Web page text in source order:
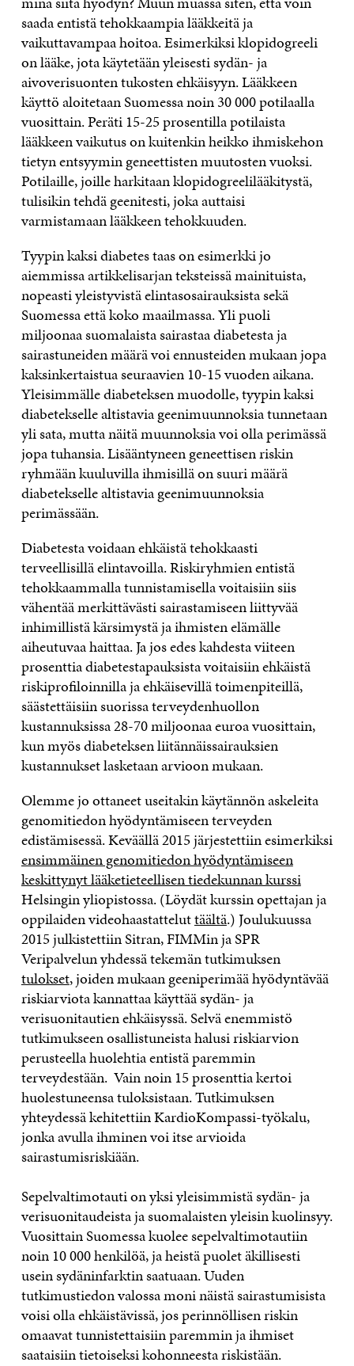
saada entistä tehokkaampia lääkkeitä ja
vaikuttavampaa hoitoa. Esimerkiksi klopidogreeli
on lääke, jota käytetään yleisesti sydän- ja
aivoverisuonten tukosten ehkäisyyn. Lääkkeen
käyttö aloitetaan Suomessa noin 30 000 potilaalla
vuosittain. Peräti 15-25 prosentilla potilaista
lääkkeen vaikutus on kuitenkin heikko ihmiskehon
tietyn entsyymin geneettisten muutosten vuoksi.
Potilaille, joille harkitaan klopidogreelilääkitystä,
tulisikin tehdä geenitesti, joka auttaisi
varmistamaan lääkkeen tehokkuuden.
Tyypin kaksi diabetes taas on esimerkki jo
aiemmissa artikkelisarjan teksteissä mainituista,
nopeasti yleistyvistä elintasosairauksista sekä
Suomessa että koko maailmassa. Yli puoli
miljoonaa suomalaista sairastaa diabetesta ja
sairastuneiden määrä voi ennusteiden mukaan jopa
kaksinkertaistua seuraavien 10-15 vuoden aikana.
Yleisimmälle diabeteksen muodolle, tyypin kaksi
diabetekselle altistavia geenimuunnoksia tunnetaan
yli sata, mutta näitä muunnoksia voi olla perimässä
jopa tuhansia. Lisääntyneen geneettisen riskin
ryhmään kuuluvilla ihmisillä on suuri määrä
diabetekselle altistavia geenimuunnoksia
perimässään.
Diabetesta voidaan ehkäistä tehokkaasti
terveellisillä elintavoilla. Riskiryhmien entistä
tehokkaammalla tunnistamisella voitaisiin siis
vähentää merkittävästi sairastamiseen liittyvää
inhimillistä kärsimystä ja ihmisten elämälle
aiheutuvaa haittaa. Ja jos edes kahdesta viiteen
prosenttia diabetestapauksista voitaisiin ehkäistä
riskiprofiloinnilla ja ehkäisevillä toimenpiteillä,
säästettäisiin suorissa terveydenhuollon
kustannuksissa 28-70 miljoonaa euroa vuosittain,
kun myös diabeteksen liitännäissairauksien
kustannukset lasketaan arvioon mukaan.
Olemme jo ottaneet useitakin käytännön askeleita
genomitiedon hyödyntämiseen terveyden
edistämisessä. Keväällä 2015 järjestettiin esimerkiksi
ensimmäinen genomitiedon hyödyntämiseen
keskittynyt lääketieteellisen tiedekunnan kurssi
Helsingin yliopistossa. (Löydät kurssin opettajan ja
oppilaiden videohaastatteluttäältä.) Joulukuussa
2015 julkistettiin Sitran, FIMMin ja SPR
Veripalvelun yhdessä tekemän tutkimuksen
tulokset, joiden mukaan geeniperimää hyödyntävää
riskiarviota kannattaa käyttää sydän- ja
verisuonitautien ehkäisyssä. Selvä enemmistö
tutkimukseen osallistuneista halusi riskiarvion
perusteella huolehtia entistä paremmin
terveydestään. Vain noin 15 prosenttia kertoi
huolestuneensa tuloksistaan. Tutkimuksen
yhteydessä kehitettiin KardioKompassi-työkalu,
jonka avulla ihminen voi itse arvioida
sairastumisriskiään.
Sepelvaltimotauti on yksi yleisimmistä sydän- ja
verisuonitaudeista ja suomalaisten yleisin kuolinsyy.
Vuosittain Suomessa kuolee sepelvaltimotautiin
noin 10 000 henkilöä, ja heistä puolet äkillisesti
usein sydäninfarktin saatuaan. Uuden
tutkimustiedon valossa moni näistä sairastumisista
voisi olla ehkäistävissä, jos perinnöllisen riskin
omaavat tunnistettaisiin paremmin ja ihmiset
saataisiin tietoiseksi kohonneesta riskistään.